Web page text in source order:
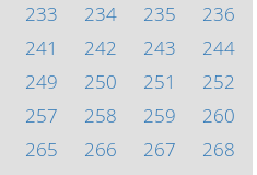
233 234 235
236
241 242 243
244
249 250 251
252
257 258 259
260
265 266 267
268